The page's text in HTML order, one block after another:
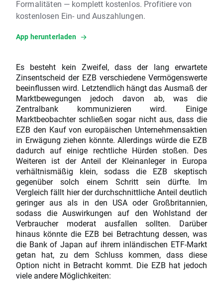
Formalitäten — komplett kostenlos. Profitiere von
kostenlosen Ein- und Auszahlungen.
App herunterladen
Es besteht kein Zweifel, dass der lang erwartete
Zinsentscheid der EZB verschiedene Vermögenswerte
beeinflussen wird. Letztendlich hängt das Ausmaß der
Marktbewegungen jedoch davon ab, was die
Zentralbank kommunizieren wird. Einige
Marktbeobachter schließen sogar nicht aus, dass die
EZB den Kauf von europäischen Unternehmensaktien
in Erwägung ziehen könnte. Allerdings würde die EZB
dadurch auf einige rechtliche Hürden stoßen. Des
Weiteren ist der Anteil der Kleinanleger in Europa
verhältnismäßig klein, sodass die EZB skeptisch
gegenüber solch einem Schritt sein dürfte. Im
Vergleich fällt hier der durchschnittliche Anteil deutlich
geringer aus als in den USA oder Großbritannien,
sodass die Auswirkungen auf den Wohlstand der
Verbraucher moderat ausfallen sollten. Darüber
hinaus könnte die EZB bei Betrachtung dessen, was
die Bank of Japan auf ihrem inländischen ETF-Markt
getan hat, zu dem Schluss kommen, dass diese
Option nicht in Betracht kommt. Die EZB hat jedoch
viele andere Möglichkeiten: